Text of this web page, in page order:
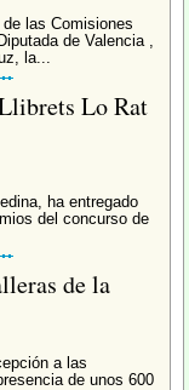
las Comisiones
de Valencia ,
la...
Lo Rat
ha entregado
del concurso de
de la
a las
de unos 600